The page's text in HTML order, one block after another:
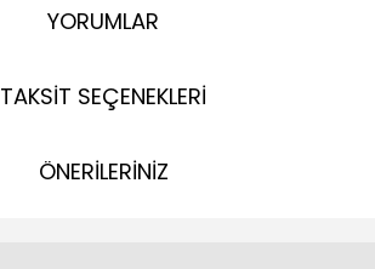
YORUMLAR
TAKSİT SEÇENEKLERİ
ÖNERİLERİNİZ